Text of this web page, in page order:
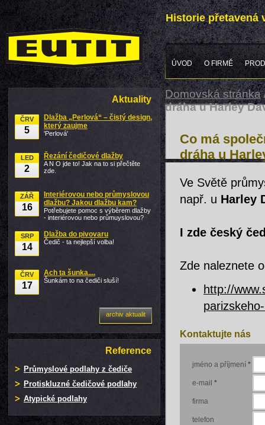
Historie přetavená
ÚVOD O FIRMĚ
Domovská stránka
dráha u Harley
Co má
dráha u
Ve Světě
např. u Harley
I zde český
Zde naleznete
http://
Kontaktujte nás
jméno a příjmení *
e-mail *
firma
telefon
Aktuality
ČRV
5
Dlažba „Perlová“ – čistý design,
který zaujme
'Perlová'
LED
2
Řezání čedičové dlažby
A N O jde to! Jak na to si přečtěte
zde.
ZÁŘ
16
Interiérovou nebo průmyslovou
dlažbu? Jakou dlažbu kam?
Potřebujete pomoc s výběrem dlažby
- interiérovou nebo průmuyslovou?
SRP
14
Dlažba do pivovaru
Čedič - ta nejlepší volba!
ČRV
17
Ach ta šunka....
Šunkám to na čediči sluší!
archiv aktualit
Reference
Průmyslové podlahy z čediče
Protiskluzné čedičové podlahy
Atypické podlahy